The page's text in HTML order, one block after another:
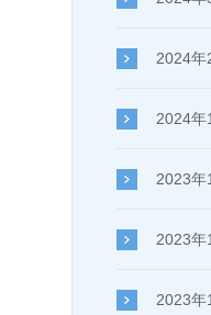
2024年
2024年
2023年
2023年
2023年